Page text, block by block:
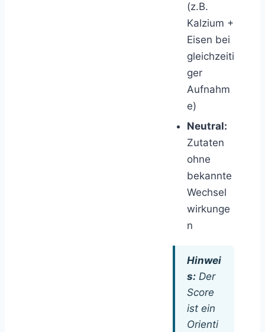
(z.B.
Kalzium +
Eisen bei
gleichzeiti
ger
Aufnahm
e)
Neutral:
Zutaten
ohne
bekannte
Wechsel
wirkunge
n
Hinwei
s: Der
Score
ist ein
Orienti